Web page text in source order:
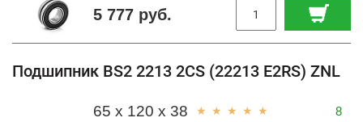
5 777 руб.
Подшипник BS2 2213 2CS (22213 E2RS) ZNL
8
65 x 120 x 38